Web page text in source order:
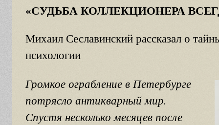
«СУДЬБА КОЛЛЕКЦИОНЕРА
Михаил Сеславинский рассказал о
психологии
Громкое ограбление в Петербурге
потрясло антикварный мир.
Спустя несколько месяцев после